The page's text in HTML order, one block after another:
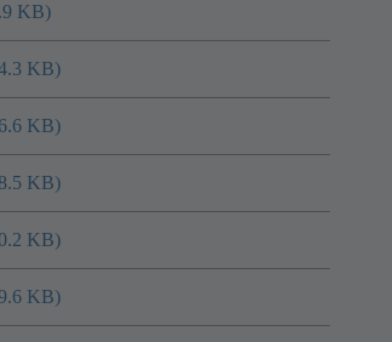
KB)
KB)
KB)
KB)
KB)
KB)